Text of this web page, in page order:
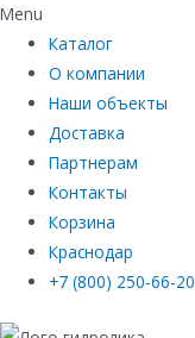
Menu
Каталог
О компании
Наши объекты
Доставка
Партнерам
Контакты
Корзина
Краснодар
+7 (800) 250-66-20